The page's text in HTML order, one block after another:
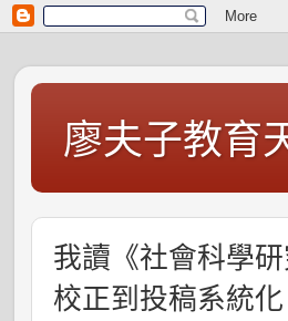
廖夫子教育
我讀《社會科學
校正到投稿系統